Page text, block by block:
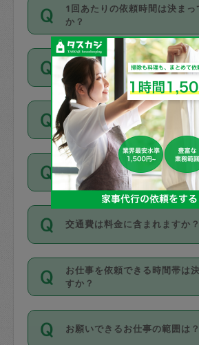
1回あたりの依頼時間は決まっ
か？
依頼1回につき3時間固定で
超えて依頼したい場合は、
利用ください。機能をご利
は、タスカジさんに事前に
の上事前申請することが必
お、3時間を下回っても、
いません。
価格はどうやって決まってい
11種類の価格帯の中からタ
身が価格を選んで設定して
タスカジさんの価格設定に
があり、レビュー件数、レ
値、などで除々に設定可能
がっていく仕組みになって
支払い方法を教えてください
お支払方法はクレジットカ
Master／JCB／AMERICAN
Diners Club）のみとなり
カード情報のご登録は、依
を行う際にご入力ください。
ル登録時にはご入力いただ
丈夫です。
デビットカード・プリペイド
リカ、au WALLETなど）は
銀行振込や現金払いも対応し
同じタスカジさんに定期的に
合はお得になる？
依頼には「スポット」と「
隔週）」があり、「定期」の
ポット」よりお得な料金で
す。
定期の最低利用回数は設けて
りに、一定数を超えたキャ
交通費は料金に含まれますか？
交通費は依頼料金とは別途
料金のご請求と合わせてお支
ます。交通費の金額は「依
お仕事を依頼できる時間帯は
すか？
時間帯は3種類あります。
たり３時間です。
お願いできるお仕事の範囲は？